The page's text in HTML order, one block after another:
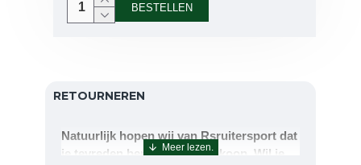
BESTELLEN
RETOURNEREN
Natuurlijk hopen wij van Rsruitersport dat
je tevreden bent met uw aankoop. Wil je